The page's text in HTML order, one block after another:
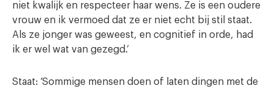
niet kwalijk en respecteer haar wens. Ze is een oudere
vrouw en ik vermoed dat ze er niet echt bij stil staat.
Als ze jonger was geweest, en cognitief in orde, had
ik er wel wat van gezegd.’
Staat: ‘Sommige mensen doen of laten dingen met de